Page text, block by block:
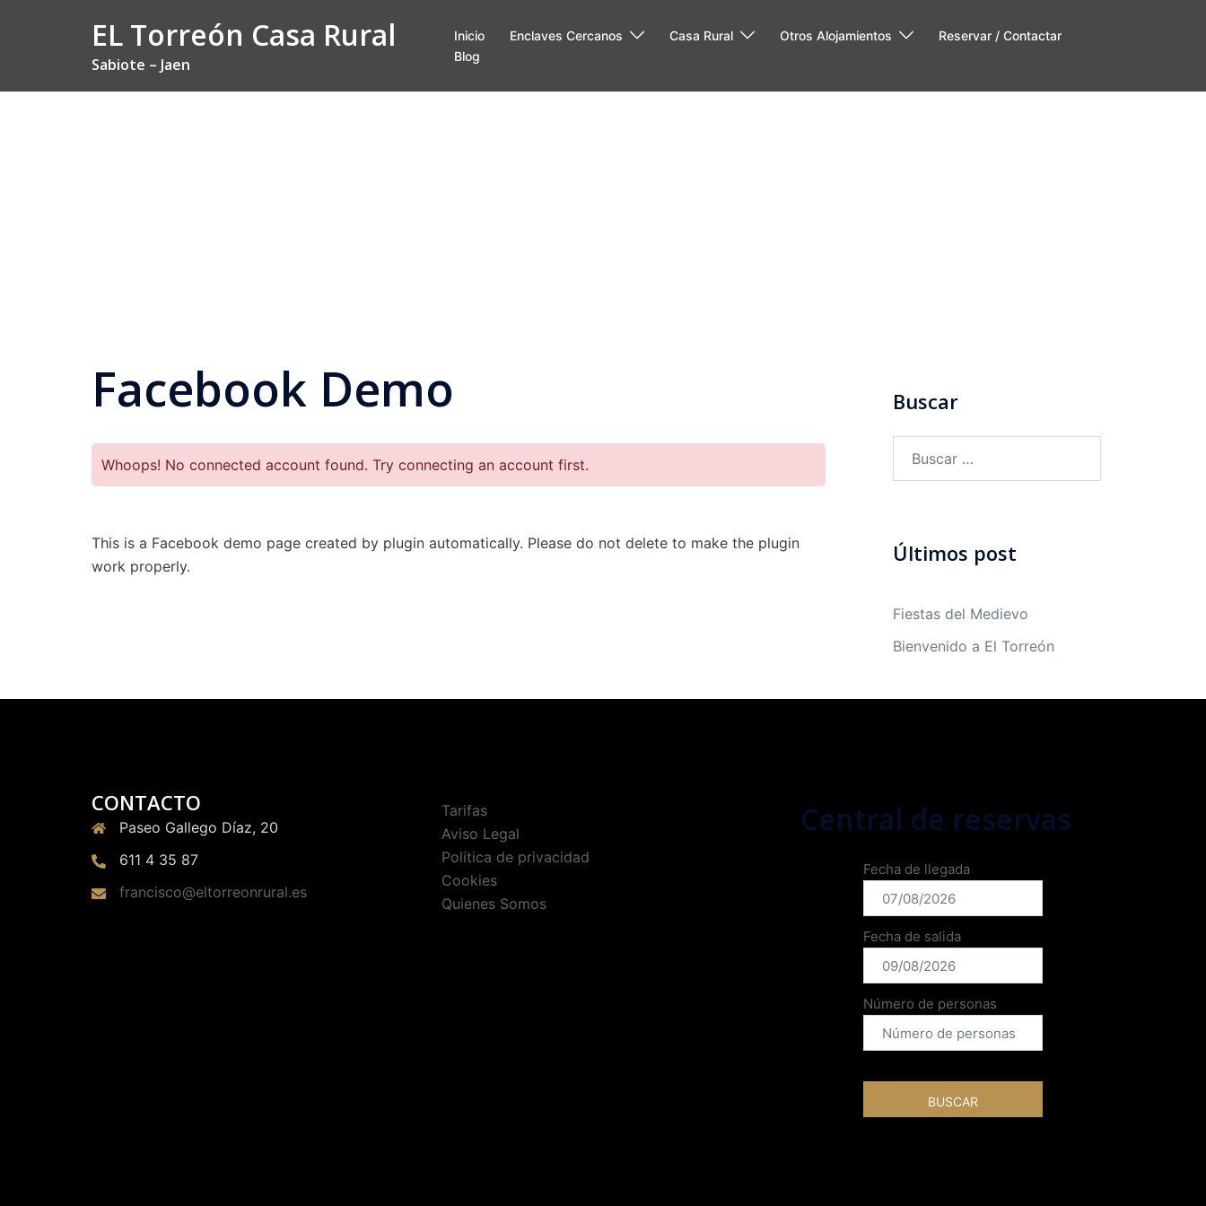
EL Torreón Casa Rural
Sabiote – Jaen
Inicio Enclaves Cercanos Casa Rural Otros Alojamientos
Reservar / Contactar
Blog
Facebook Demo
Whoops! No connected account found. Try connecting an account first.
This is a Facebook demo page created by plugin automatically. Please do not delete to make the plugin
work properly.
Buscar
Últimos post
Fiestas del Medievo
Bienvenido a El Torreón
CONTACTO
Paseo Gallego Díaz, 20
611 4 35 87
francisco@eltorreonrural.es
Tarifas
Aviso Legal
Política de privacidad
Cookies
Quienes Somos
Central de reservas
Fecha de llegada
Fecha de salida
Número de personas
BUSCAR